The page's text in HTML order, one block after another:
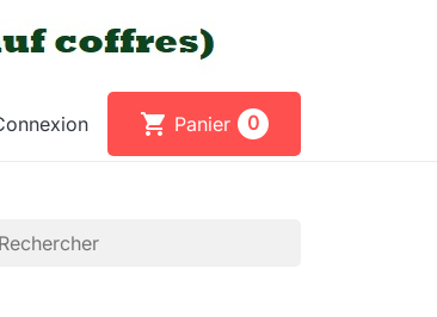
shopping_cart Panier 0